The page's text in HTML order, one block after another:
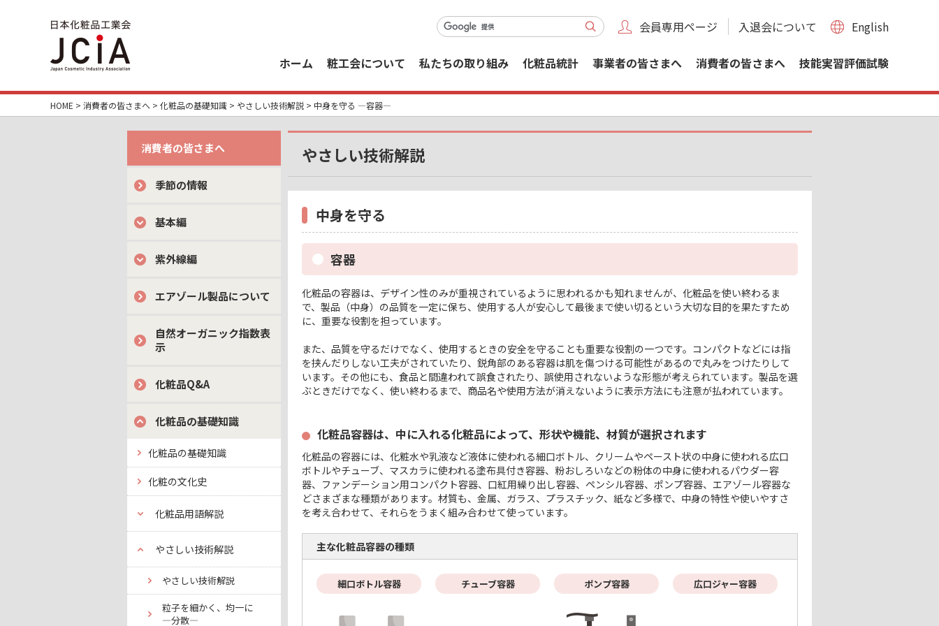
会員専用ページ 入退会について English
ホーム 粧工会について 私たちの取り組み 化粧品統計 事業者の皆さまへ 消費者の皆さまへ 技能実習評価試験
HOME > 消費者の皆さまへ > 化粧品の基礎知識 > やさしい技術解説 > 中身を守る ―容器―
消費者の皆さまへ
季節の情報
基本編
紫外線編
エアゾール製品について
自然オーガニック指数表
示
化粧品Q&A
化粧品の基礎知識
化粧品の基礎知識
化粧の文化史
化粧品用語解説
やさしい技術解説
やさしい技術解説
粒子を細かく、均一に
―分散―
やさしい技術解説
中身を守る
容器
化粧品の容器は、デザイン性のみが重視されているように思われるかも知れませんが、化粧品を使い終わるま
で、製品（中身）の品質を一定に保ち、使用する人が安心して最後まで使い切るという大切な目的を果たすため
に、重要な役割を担っています。
また、品質を守るだけでなく、使用するときの安全を守ることも重要な役割の一つです。コンパクトなどには指
を挟んだりしない工夫がされていたり、鋭角部のある容器は肌を傷つける可能性があるので丸みをつけたりして
います。その他にも、食品と間違われて誤食されたり、誤使用されないような形態が考えられています。製品を選
ぶときだけでなく、使い終わるまで、商品名や使用方法が消えないように表示方法にも注意が払われています。
化粧品容器は、中に入れる化粧品によって、形状や機能、材質が選択されます
化粧品の容器には、化粧水や乳液など液体に使われる細口ボトル、クリームやペースト状の中身に使われる広口
ボトルやチューブ、マスカラに使われる塗布具付き容器、粉おしろいなどの粉体の中身に使われるパウダー容
器、ファンデーション用コンパクト容器、口紅用繰り出し容器、ペンシル容器、ポンプ容器、エアゾール容器な
どさまざまな種類があります。材質も、金属、ガラス、プラスチック、紙など多様で、中身の特性や使いやすさ
を考え合わせて、それらをうまく組み合わせて使っています。
主な化粧品容器の種類
細口ボトル容器 チューブ容器 ポンプ容器 広口ジャー容器